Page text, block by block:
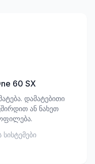
60 SX
დამატებითი
ან ნახეთ